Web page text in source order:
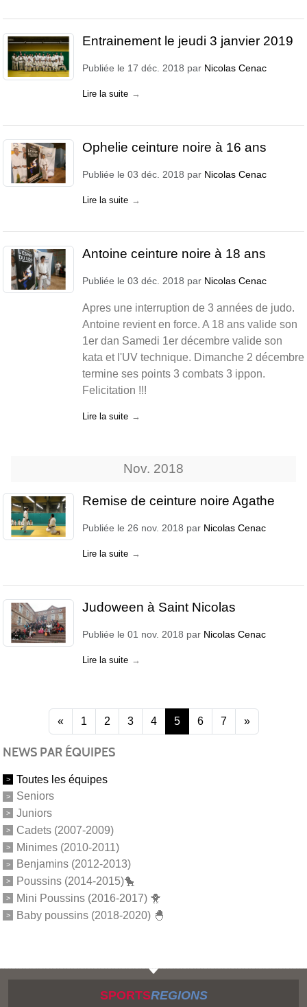
Entrainement le jeudi 3 janvier 2019
Publiée le 17 déc. 2018 par Nicolas Cenac
Lire la suite
Ophelie ceinture noire à 16 ans
Publiée le 03 déc. 2018 par Nicolas Cenac
Lire la suite
Antoine ceinture noire à 18 ans
Publiée le 03 déc. 2018 par Nicolas Cenac
Apres une interruption de 3 années de judo.
Antoine revient en force. A 18 ans valide son
1er dan Samedi 1er décembre valide son
kata et l'UV technique. Dimanche 2 décembre
termine ses points 3 combats 3 ippon.
Felicitation !!!
Lire la suite
Nov. 2018
Remise de ceinture noire Agathe
Publiée le 26 nov. 2018 par Nicolas Cenac
Lire la suite
Judoween à Saint Nicolas
Publiée le 01 nov. 2018 par Nicolas Cenac
Lire la suite
« 1 2 3 4 5 6 7 »
NEWS PAR ÉQUIPES
Toutes les équipes
Seniors
Juniors
Cadets (2007-2009)
Minimes (2010-2011)
Benjamins (2012-2013)
Poussins (2014-2015)🐤
Mini Poussins (2016-2017) 🐥
Baby poussins (2018-2020) 🐣
SPORTSREGIONS